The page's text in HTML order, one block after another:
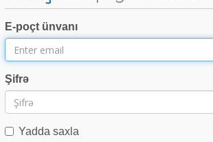
E-poçt ünvanı
Şifrə
Yadda saxla